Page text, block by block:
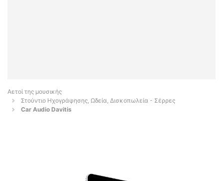
Αετοί της μουσικής
Στούντιο Ηχογράφησης, Ωδεία, Δισκοπωλεία - Σέρρες
Car Audio Davitis